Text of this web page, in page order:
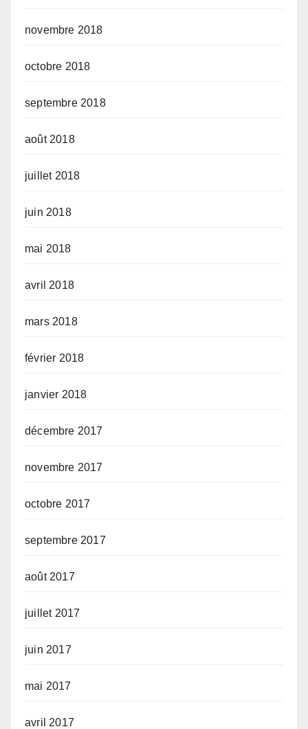
novembre 2018
octobre 2018
septembre 2018
août 2018
juillet 2018
juin 2018
mai 2018
avril 2018
mars 2018
février 2018
janvier 2018
décembre 2017
novembre 2017
octobre 2017
septembre 2017
août 2017
juillet 2017
juin 2017
mai 2017
avril 2017